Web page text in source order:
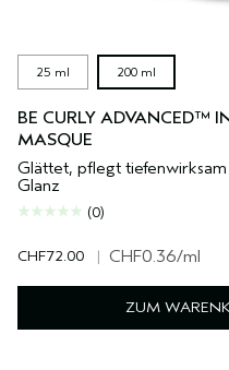
25 ml 200 ml
BE CURLY ADVANCED™
MASQUE
Glättet, pflegt
Glanz
(0)
CHF72.00 | CHF0.36/ml
ZUM